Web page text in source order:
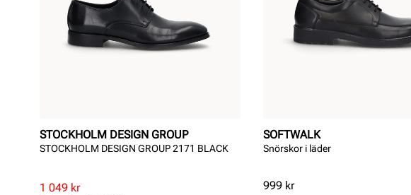
STOCKHOLM DESIGN GROUP
STOCKHOLM DESIGN GROUP 2171 BLACK
Rabatterat
1 049 kr
Ordinarie
SOFTWALK
Snörskor i läder
Pris
999 kr